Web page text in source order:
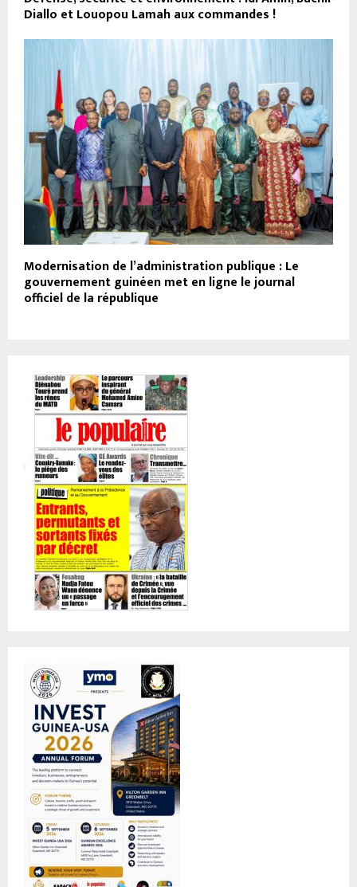
Diallo et Louopou Lamah aux commandes !
Modernisation de l’administration publique : Le
gouvernement guinéen met en ligne le journal
officiel de la république